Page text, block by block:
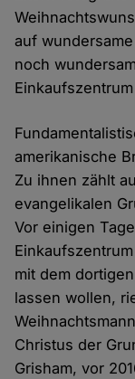
auf
noch
amerikanische
Zu ihnen zählt
evangelikalen
Vor einigen
mit dem
lassen wollen,
Christus der
Grisham, vor